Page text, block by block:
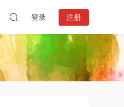
登录 注册